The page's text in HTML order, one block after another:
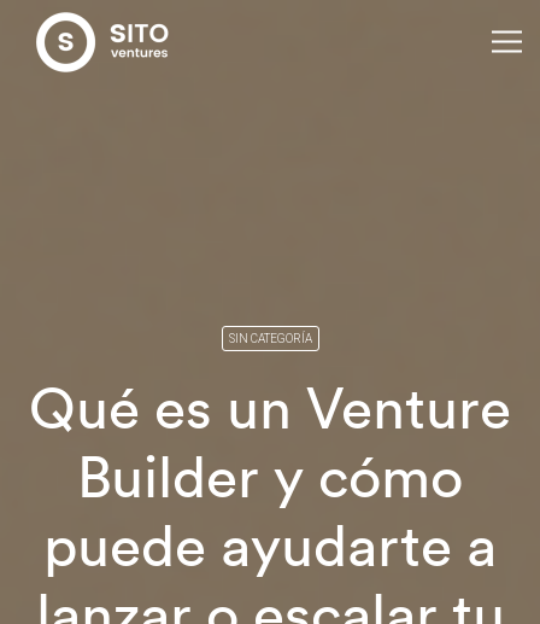
SIN CATEGORÍA
Qué es un Venture
Builder y cómo
puede ayudarte a